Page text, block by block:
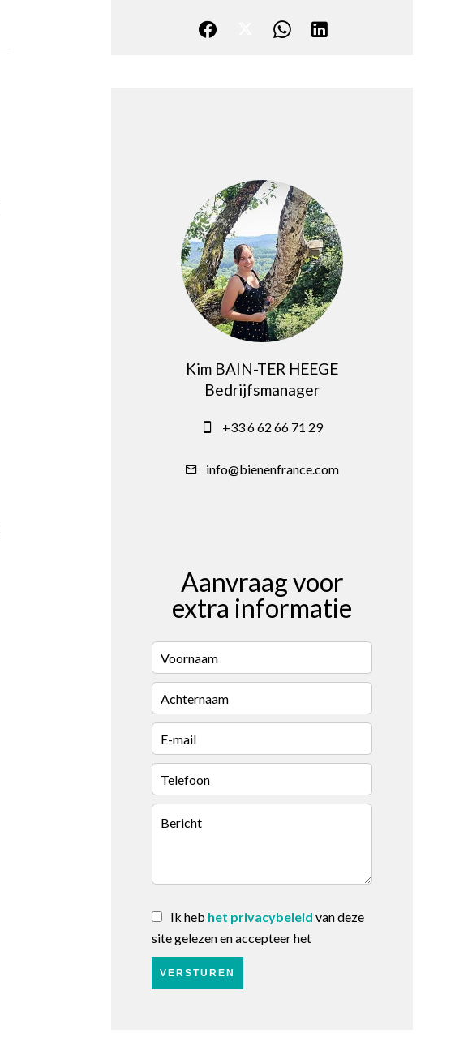
Kim BAIN-TER HEEGE
Bedrijfsmanager
+33 6 62 66 71 29
info@bienenfrance.com
Aanvraag voor
extra informatie
Ik heb het privacybeleid van deze
site gelezen en accepteer het
VERSTUREN